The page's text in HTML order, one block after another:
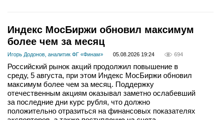
Индекс МосБиржи обновил максимум
более чем за месяц
Игорь Додонов, аналитик ФГ «Финам» 05.08.2026 19:24 694
Российский рынок акций продолжил повышение в
среду, 5 августа, при этом Индекс МосБиржи обновил
максимум более чем за месяц. Поддержку
отечественным акциям оказывал заметно ослабевший
за последние дни курс рубля, что должно
положительно отразиться на финансовых показателях